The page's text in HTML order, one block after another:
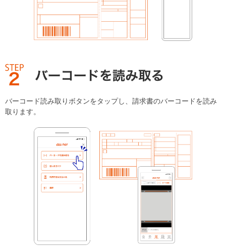
バーコード読み取りボタンをタップし、請求書のバーコードを読み
取ります。